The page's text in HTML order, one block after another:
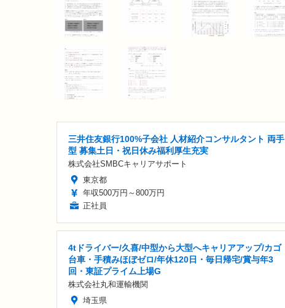
三井住友銀行100%子会社 人材紹介コンサルタント 両手
型 募集土日・祝日休み福利厚生充実
株式会社SMBCキャリアサポート
東京都
年収500万円～800万円
正社員
4tドライバー/久喜/中型から大型へキャリアアップ/カゴ
台車・手積みほぼゼロ/年休120日・毎日帰宅/賞与年3
回・東証プライム上場G
株式会社丸和運輸機関
埼玉県